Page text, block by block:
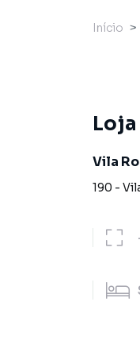
Início
Loja
Vila
190 -